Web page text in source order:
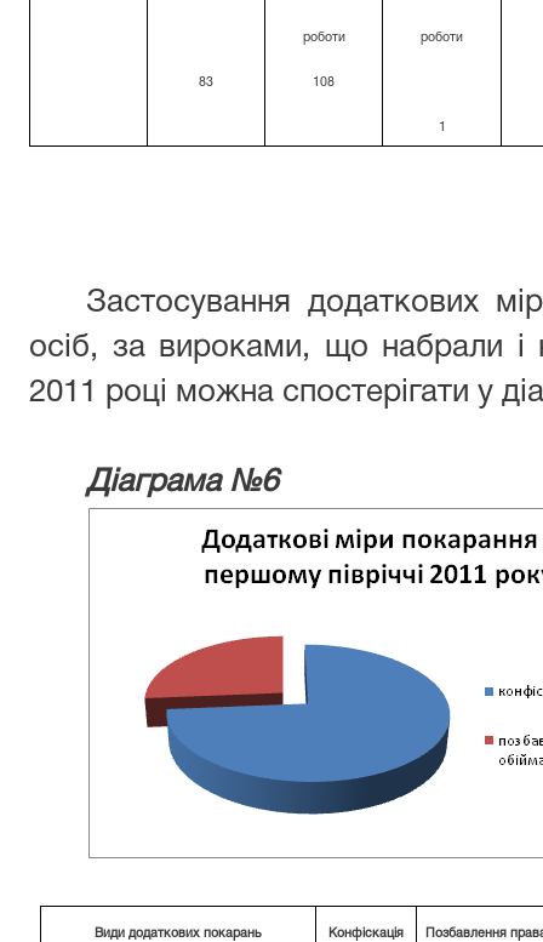
83
роботи
108
роботи
1
Застосування додаткових
осіб, за вироками, що набрали і
2011 році можна спостерігати у
Діаграма №6
Види додаткових покарань Конфіскація Позбавлення